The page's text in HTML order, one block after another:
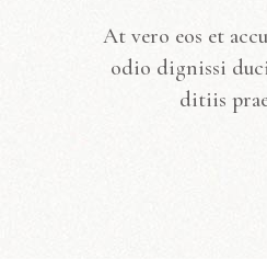
At vero eos et
odio dignissi
ditiis